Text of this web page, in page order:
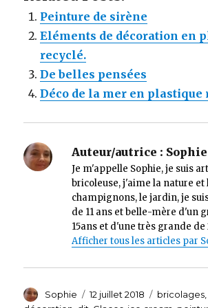
Peinture de sirène
Eléments de décoration en
recyclé.
De belles pensées
Déco de la mer en plastique
Auteur/autrice : Sophie
Je m'appelle Sophie, je suis
bricoleuse, j'aime la nature et
champignons, le jardin, je
de 11 ans et belle-mère d'un
15ans et d'une très grande de
Afficher tous les articles par
Auteur
Sophie
Publié
12 juillet 2018 Catégories
bricolages